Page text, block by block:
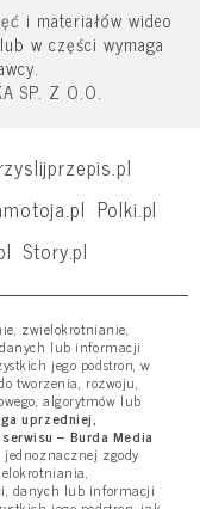
i materiałów wideo
w części wymaga
SP. Z O.O.
Polki.pl
Story.pl
zwielokrotnianie,
lub informacji
jego podstron, w
tworzenia, rozwoju,
algorytmów lub
uprzedniej,
– Burda Media
zgody
danych lub informacji